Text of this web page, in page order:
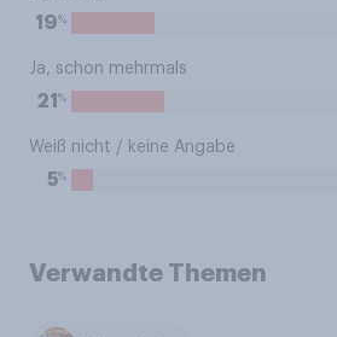
19%
Ja, schon mehrmals
21 %
Weiß nicht / keine Angabe
5%
Verwandte Themen